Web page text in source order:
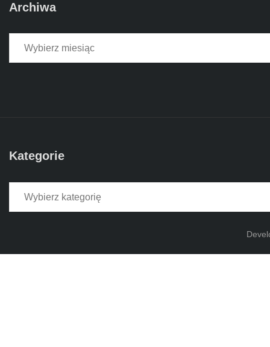
Archiwa
Kategorie
Kategorie